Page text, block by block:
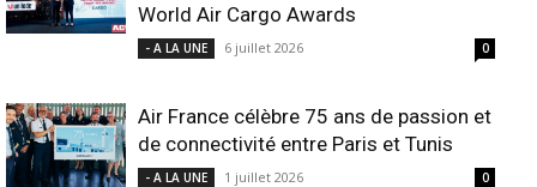
World Air Cargo Awards
- A LA UNE 6 juillet 2026 0
Air France célèbre 75 ans de passion et
de connectivité entre Paris et Tunis
- A LA UNE 1 juillet 2026 0